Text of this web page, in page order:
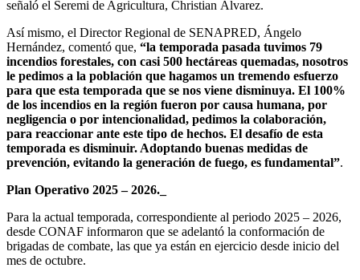
señaló el Seremi de Agricultura, Christian Álvarez.
Así mismo, el Director Regional de SENAPRED, Ángelo
Hernández, comentó que, “la temporada pasada tuvimos 79
incendios forestales, con casi 500 hectáreas quemadas, nosotros
le pedimos a la población que hagamos un tremendo esfuerzo
para que esta temporada que se nos viene disminuya. El 100%
de los incendios en la región fueron por causa humana, por
negligencia o por intencionalidad, pedimos la colaboración,
para reaccionar ante este tipo de hechos. El desafío de esta
temporada es disminuir. Adoptando buenas medidas de
prevención, evitando la generación de fuego, es fundamental”.
Plan Operativo 2025 – 2026._
Para la actual temporada, correspondiente al periodo 2025 – 2026,
desde CONAF informaron que se adelantó la conformación de
brigadas de combate, las que ya están en ejercicio desde inicio del
mes de octubre.